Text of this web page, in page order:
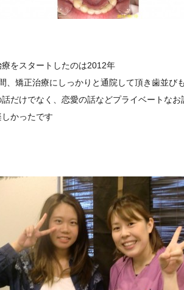
をスタートしたのは2012年
、矯正治療にしっかりと通院して頂き歯並び
だけでなく、恋愛の話などプライベートな
しかったです